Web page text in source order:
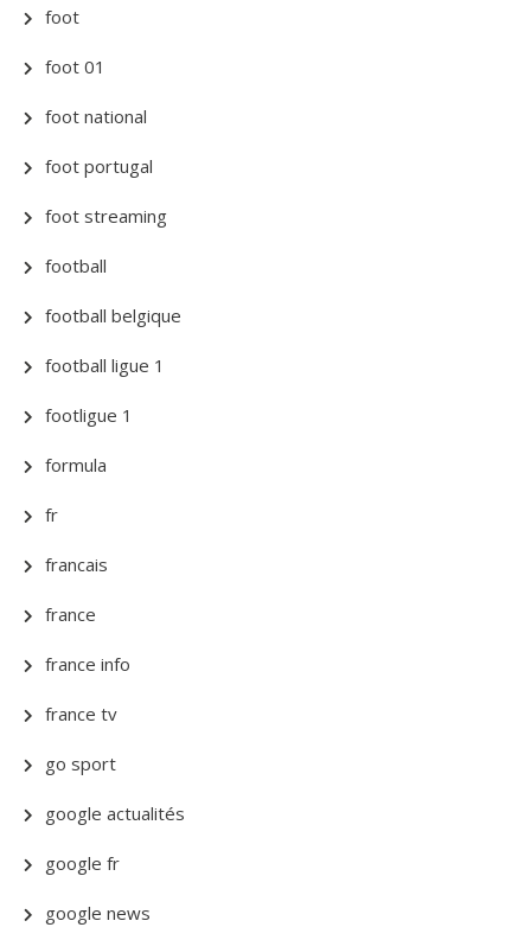
foot
foot 01
foot national
foot portugal
foot streaming
football
football belgique
football ligue 1
footligue 1
formula
fr
francais
france
france info
france tv
go sport
google actualités
google fr
google news